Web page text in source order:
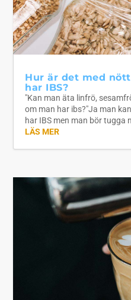
Hur är det med
har IBS?
"Kan man äta linfrö,
om man har ibs?"Ja man
har IBS men man bör tugga
LÄS MER